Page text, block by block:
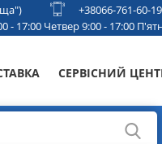
+38066-761-60-19
- 17:00 Четвер 9:00 - 17:00
СЕРВІСНИЙ